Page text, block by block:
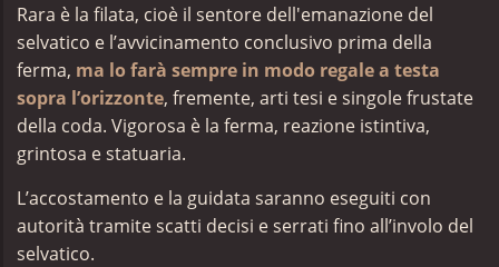
Rara è la filata, cioè il sentore dell'emanazione del
selvatico e l’avvicinamento conclusivo prima della
ferma, ma lo farà sempre in modo regale a testa
sopra l’orizzonte, fremente, arti tesi e singole frustate
della coda. Vigorosa è la ferma, reazione istintiva,
grintosa e statuaria.
L’accostamento e la guidata saranno eseguiti con
autorità tramite scatti decisi e serrati fino all’involo del
selvatico.